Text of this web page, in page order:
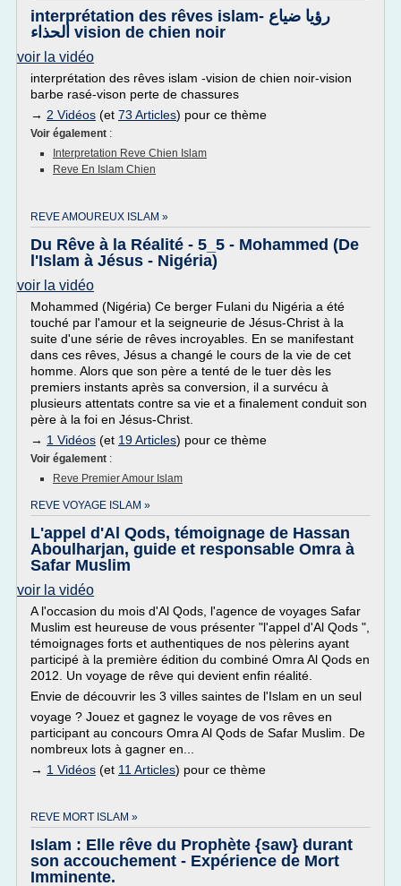
interprétation des rêves islam- رؤيا ضياع
الحذاء vision de chien noir
voir la vidéo
interprétation des rêves islam -vision de chien noir-vision
barbe rasé-vison perte de chassures
→ 2 Vidéos (et 73 Articles) pour ce thème
Voir également :
Interpretation Reve Chien Islam
Reve En Islam Chien
REVE AMOUREUX ISLAM »
Du Rêve à la Réalité - 5_5 - Mohammed (De
l'Islam à Jésus - Nigéria)
voir la vidéo
Mohammed (Nigéria) Ce berger Fulani du Nigéria a été
touché par l'amour et la seigneurie de Jésus-Christ à la
suite d'une série de rêves incroyables. En se manifestant
dans ces rêves, Jésus a changé le cours de la vie de cet
homme. Alors que son père a tenté de le tuer dès les
premiers instants après sa conversion, il a survécu à
plusieurs attentats contre sa vie et a finalement conduit son
père à la foi en Jésus-Christ.
→ 1 Vidéos (et 19 Articles) pour ce thème
Voir également :
Reve Premier Amour Islam
REVE VOYAGE ISLAM »
L'appel d'Al Qods, témoignage de Hassan
Aboulharjan, guide et responsable Omra à
Safar Muslim
voir la vidéo
A l'occasion du mois d'Al Qods, l'agence de voyages Safar
Muslim est heureuse de vous présenter "l'appel d'Al Qods ",
témoignages forts et authentiques de nos pèlerins ayant
participé à la première édition du combiné Omra Al Qods en
2012. Un voyage de rêve qui devient enfin réalité.
Envie de découvrir les 3 villes saintes de l'Islam en un seul
voyage ? Jouez et gagnez le voyage de vos rêves en
participant au concours Omra Al Qods de Safar Muslim. De
nombreux lots à gagner en...
→ 1 Vidéos (et 11 Articles) pour ce thème
REVE MORT ISLAM »
Islam : Elle rêve du Prophète {saw} durant
son accouchement - Expérience de Mort
Imminente.